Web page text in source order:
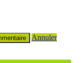
Annuler